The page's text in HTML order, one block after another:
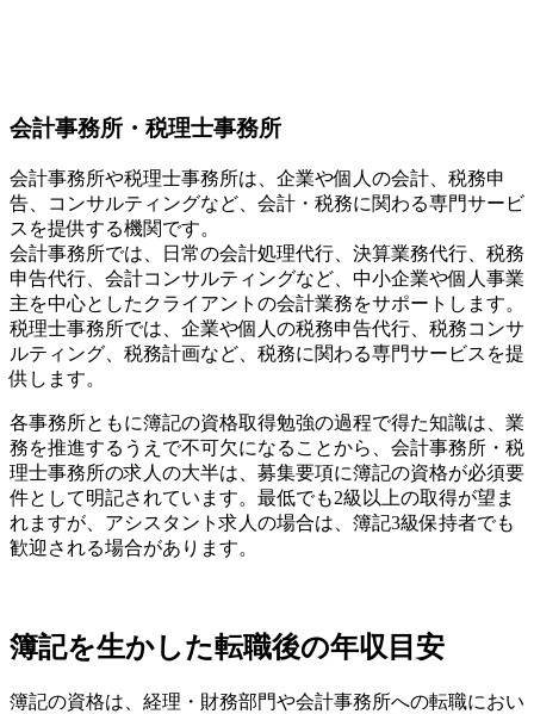
会計事務所・税理士事務所
会計事務所や税理士事務所は、企業や個人の会計、税務申
告、コンサルティングなど、会計・税務に関わる専門サービ
スを提供する機関です。
会計事務所では、日常の会計処理代行、決算業務代行、税務
申告代行、会計コンサルティングなど、中小企業や個人事業
主を中心としたクライアントの会計業務をサポートします。
税理士事務所では、企業や個人の税務申告代行、税務コンサ
ルティング、税務計画など、税務に関わる専門サービスを提
供します。
各事務所ともに簿記の資格取得勉強の過程で得た知識は、業
務を推進するうえで不可欠になることから、会計事務所・税
理士事務所の求人の大半は、募集要項に簿記の資格が必須要
件として明記されています。最低でも2級以上の取得が望ま
れますが、アシスタント求人の場合は、簿記3級保持者でも
歓迎される場合があります。
簿記を生かした転職後の年収目安
簿記の資格は、経理・財務部門や会計事務所への転職におい